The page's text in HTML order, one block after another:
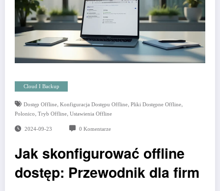
Cloud I Backup
Dostęp Offline, Konfiguracja Dostępu Offline, Pliki Dostępne Offline,
Polonico, Tryb Offline, Ustawienia Offline
2024-09-23 0 Komentarze
Jak skonfigurować offline
dostęp: Przewodnik dla firm